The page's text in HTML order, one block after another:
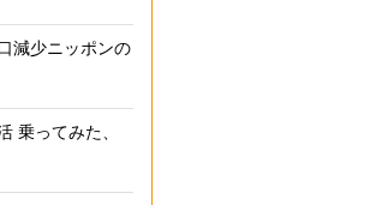
減少ニッポンの
乗ってみた、